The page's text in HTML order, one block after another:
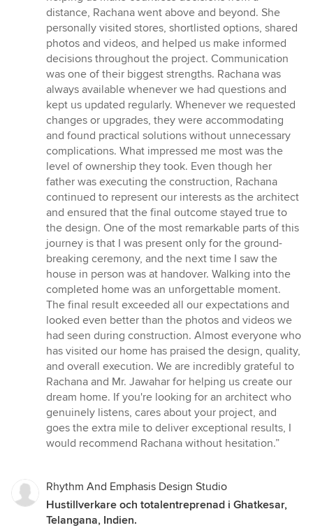
distance, Rachana went above and beyond. She
personally visited stores, shortlisted options, shared
photos and videos, and helped us make informed
decisions throughout the project. Communication
was one of their biggest strengths. Rachana was
always available whenever we had questions and
kept us updated regularly. Whenever we requested
changes or upgrades, they were accommodating
and found practical solutions without unnecessary
complications. What impressed me most was the
level of ownership they took. Even though her
father was executing the construction, Rachana
continued to represent our interests as the architect
and ensured that the final outcome stayed true to
the design. One of the most remarkable parts of this
journey is that I was present only for the ground-
breaking ceremony, and the next time I saw the
house in person was at handover. Walking into the
completed home was an unforgettable moment.
The final result exceeded all our expectations and
looked even better than the photos and videos we
had seen during construction. Almost everyone who
has visited our home has praised the design, quality,
and overall execution. We are incredibly grateful to
Rachana and Mr. Jawahar for helping us create our
dream home. If you're looking for an architect who
genuinely listens, cares about your project, and
goes the extra mile to deliver exceptional results, I
would recommend Rachana without hesitation.”
Rhythm And Emphasis Design Studio
Hustillverkare och totalentreprenad i Ghatkesar,
Telangana, Indien.